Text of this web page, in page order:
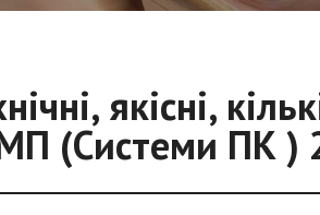
якісні,
(Системи ПК )